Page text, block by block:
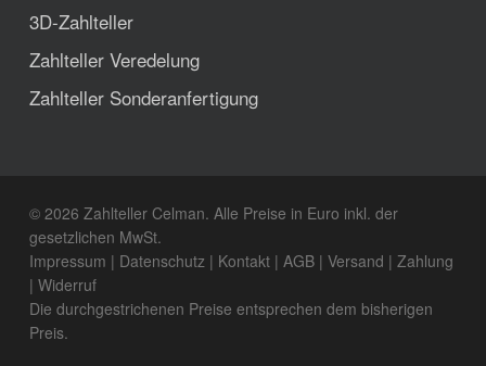
3D-Zahlteller
Zahlteller Veredelung
Zahlteller Sonderanfertigung
© 2026 Zahlteller Celman. Alle Preise in Euro inkl. der
gesetzlichen MwSt.
Impressum | Datenschutz| Kontakt| AGB| Versand | Zahlung
| Widerruf
Die durchgestrichenen Preise entsprechen dem bisherigen
Preis.